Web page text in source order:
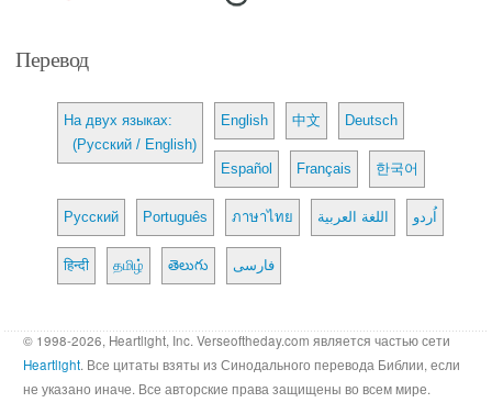
Перевод
На двух языках:
(Русский / English)
English 中文 Deutsch
Español Français 한국어
Русский Português ภาษาไทย اللغة العربية اُردو
हिन्दी தமிழ் తెలుగు فارسی
© 1998-2026, Heartlight, Inc. Verseoftheday.com является частью сети
Heartlight. Все цитаты взяты из Синодального перевода Библии, если
не указано иначе. Все авторские права защищены во всем мире.